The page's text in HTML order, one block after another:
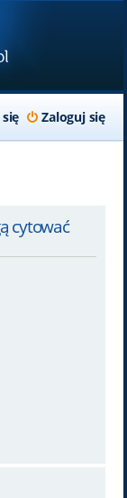
Zaloguj się
cytować